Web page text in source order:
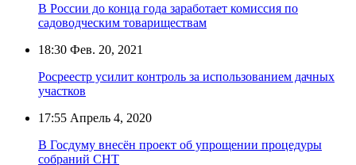
В России до конца года заработает комиссия по
садоводческим товариществам
18:30 Фев. 20, 2021
Росреестр усилит контроль за использованием дачных
участков
17:55 Апрель 4, 2020
В Госдуму внесён проект об упрощении процедуры
собраний СНТ